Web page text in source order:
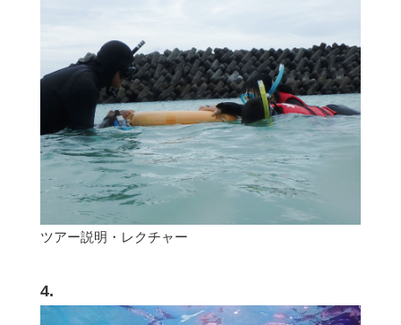
ツアー説明・レクチャー
4.